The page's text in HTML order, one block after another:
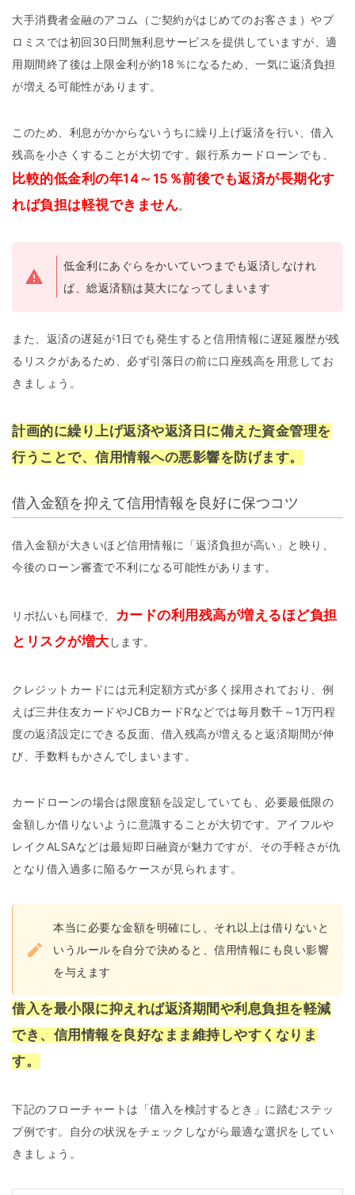
大手消費者金融のアコム（ご契約がはじめてのお客さま）やプ
ロミスでは初回30日間無利息サービスを提供していますが、適
用期間終了後は上限金利が約18％になるため、一気に返済負担
が増える可能性があります。
このため、利息がかからないうちに繰り上げ返済を行い、借入
残高を小さくすることが大切です。銀行系カードローンでも、
比較的低金利の年14～15％前後でも返済が長期化す
れば負担は軽視できません。
低金利にあぐらをかいていつまでも返済しなけれ
ば、総返済額は莫大になってしまいます
また、返済の遅延が1日でも発生すると信用情報に遅延履歴が残
るリスクがあるため、必ず引落日の前に口座残高を用意してお
きましょう。
計画的に繰り上げ返済や返済日に備えた資金管理を
行うことで、信用情報への悪影響を防げます。
借入金額を抑えて信用情報を良好に保つコツ
借入金額が大きいほど信用情報に「返済負担が高い」と映り、
今後のローン審査で不利になる可能性があります。
リボ払いも同様で、
カードの利用残高が増えるほど負担
とリスクが増大 します。
クレジットカードには元利定額方式が多く採用されており、例
えば三井住友カードやJCBカードRなどでは毎月数千～1万円程
度の返済設定にできる反面、借入残高が増えると返済期間が伸
び、手数料もかさんでしまいます。
カードローンの場合は限度額を設定していても、必要最低限の
金額しか借りないように意識することが大切です。アイフルや
レイクALSAなどは最短即日融資が魅力ですが、その手軽さが仇
となり借入過多に陥るケースが見られます。
本当に必要な金額を明確にし、それ以上は借りないと
いうルールを自分で決めると、信用情報にも良い影響
を与えます
借入を最小限に抑えれば返済期間や利息負担を軽減
でき、信用情報を良好なまま維持しやすくなりま
す。
下記のフローチャートは「借入を検討するとき」に踏むステッ
プ例です。自分の状況をチェックしながら最適な選択をしてい
きましょう。